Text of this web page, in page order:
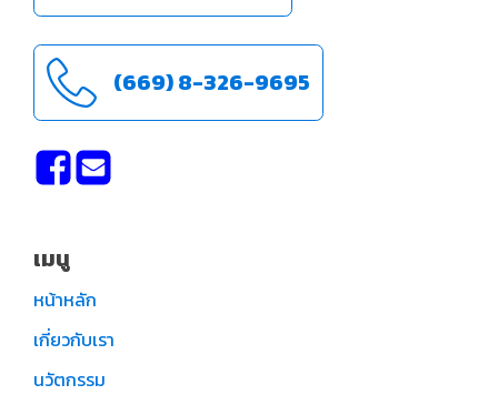
(669) 8-326-9695
เมนู
หน้าหลัก
เกี่ยวกับเรา
นวัตกรรม